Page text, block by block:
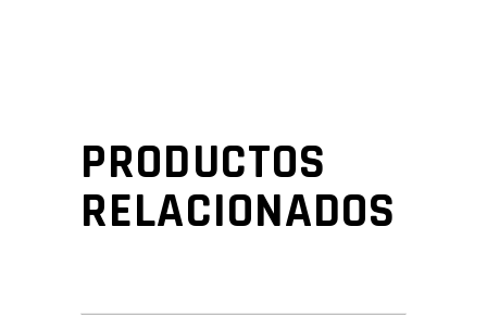
PRODUCTOS
RELACIONADOS